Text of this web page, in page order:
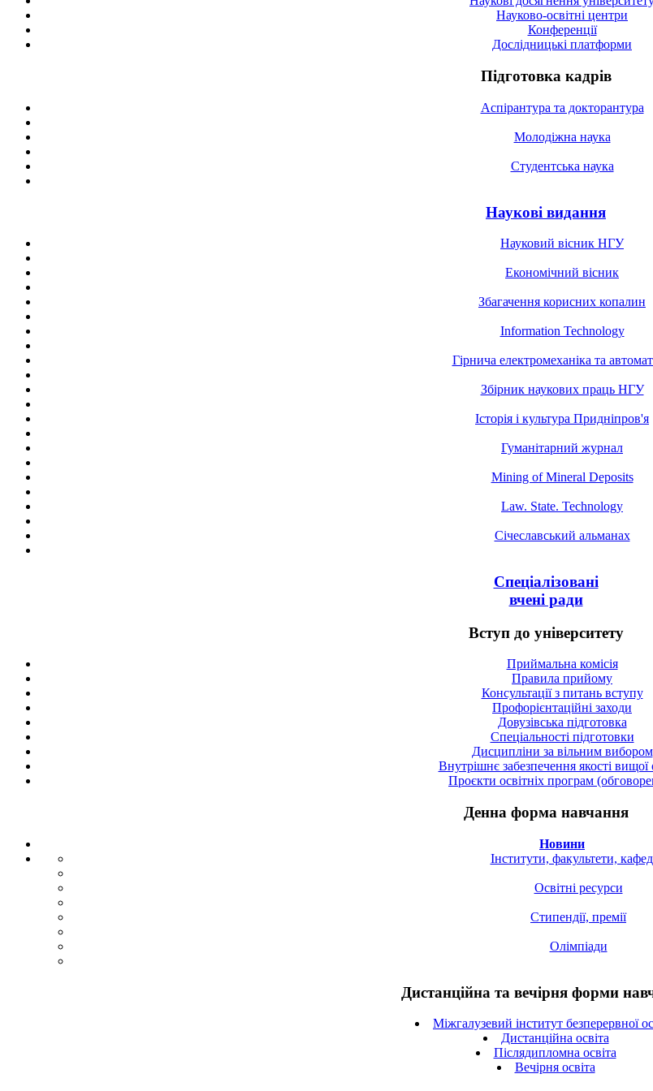
Науково-освітні центри
Конференції
Дослідницькі платформи
Підготовка кадрів
Аспірантура та докторантура
Молодіжна наука
Студентська наука
Наукові видання
Науковий вісник НГУ
Економічний вісник
Збагачення корисних копалин
Information Technology
Гірнича електромеханіка та
Збірник наукових праць НГУ
Історія і культура Придніпров'я
Гуманітарний журнал
Mining of Mineral Deposits
Law. State. Technology
Січеславський альманах
Спеціалізовані
вчені ради
Вступ до університету
Приймальна комісія
Правила прийому
Консультації з питань вступу
Профорієнтаційні заходи
Довузівська підготовка
Спецiальностi підготовки
Дисципліни за вільним вибором
Внутрішнє забезпечення якості вищої
Проєкти освітніх програм
Денна форма навчання
Новини
Інститути, факультети,
Освітні ресурси
Стипендії, премії
Олімпіади
Дистанційна та вечірня форми
Міжгалузевий інститут безперервної
Дистанційна освіта
Післядипломна освіта
Вечірня освіта